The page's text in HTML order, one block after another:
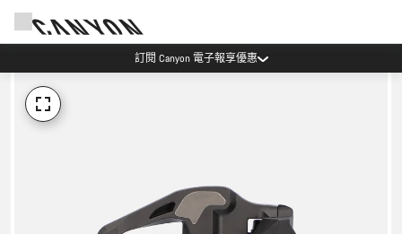
訂閱 Canyon 電子報享優惠